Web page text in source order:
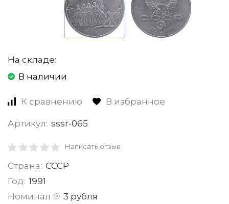
На складе:
В наличии
К сравнению В избранное
Артикул: sssr-065
Написать отзыв
Страна: СССР
Год: 1991
Номинал
3 рубля